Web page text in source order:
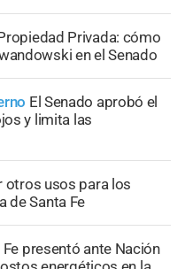
Privada: cómo
en el Senado
El Senado aprobó el
y limita las
otros usos para los
de Santa Fe
Fe presentó ante Nación